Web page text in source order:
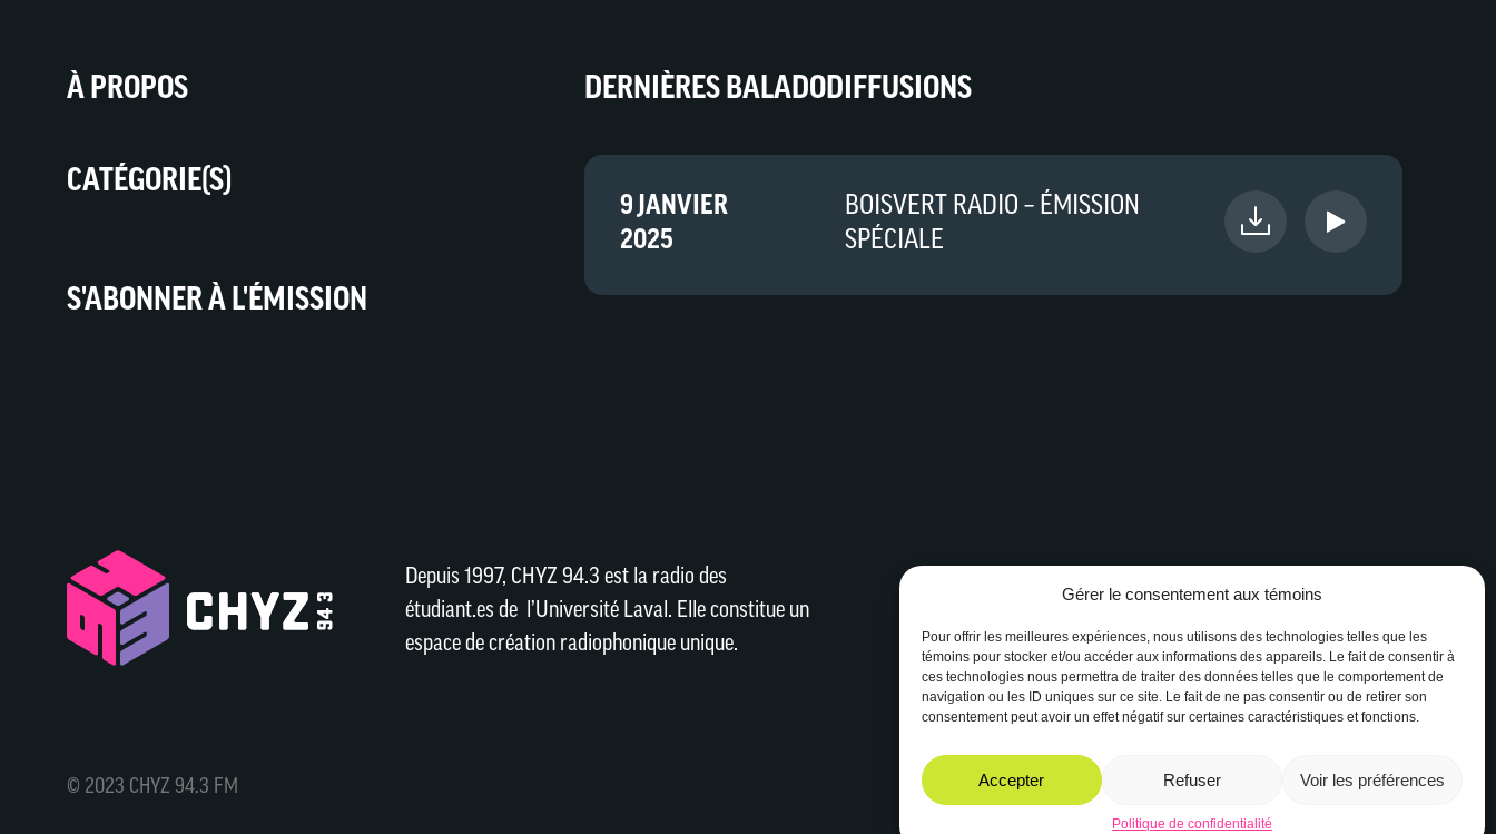
Gérer le consentement aux témoins
Pour offrir les meilleures expériences, nous utilisons des technologies telles que les
témoins pour stocker et/ou accéder aux informations des appareils. Le fait de consentir à
ces technologies nous permettra de traiter des données telles que le comportement de
navigation ou les ID uniques sur ce site. Le fait de ne pas consentir ou de retirer son
consentement peut avoir un effet négatif sur certaines caractéristiques et fonctions.
Accepter Refuser Voir les préférences
Politique de confidentialité
À PROPOS
CATÉGORIE(S)
S'ABONNER À L'ÉMISSION
DERNIÈRES BALADODIFFUSIONS
9 JANVIER
2025
BOISVERT RADIO – ÉMISSION
SPÉCIALE
Depuis 1997, CHYZ 94.3 est la radio des
étudiant.es de l’Université Laval. Elle constitue un
espace de création radiophonique unique.
Facebook Instagram
© 2023 CHYZ 94.3 FM Site web réalisé parBoréale